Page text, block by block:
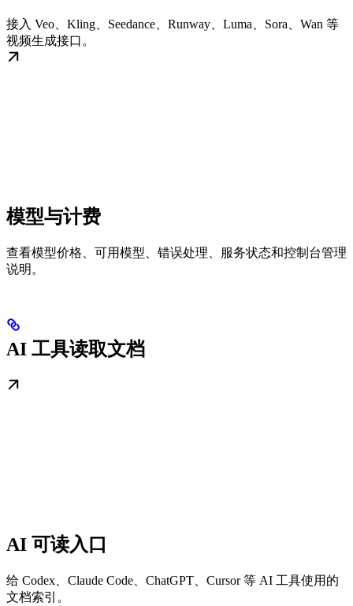
接入 Veo、Kling、Seedance、Runway、Luma、Sora、Wan 等
视频生成接口。
模型与计费
查看模型价格、可用模型、错误处理、服务状态和控制台管理
说明。
AI 工具读取文档
AI 可读入口
给 Codex、Claude Code、ChatGPT、Cursor 等 AI 工具使用的
文档索引。